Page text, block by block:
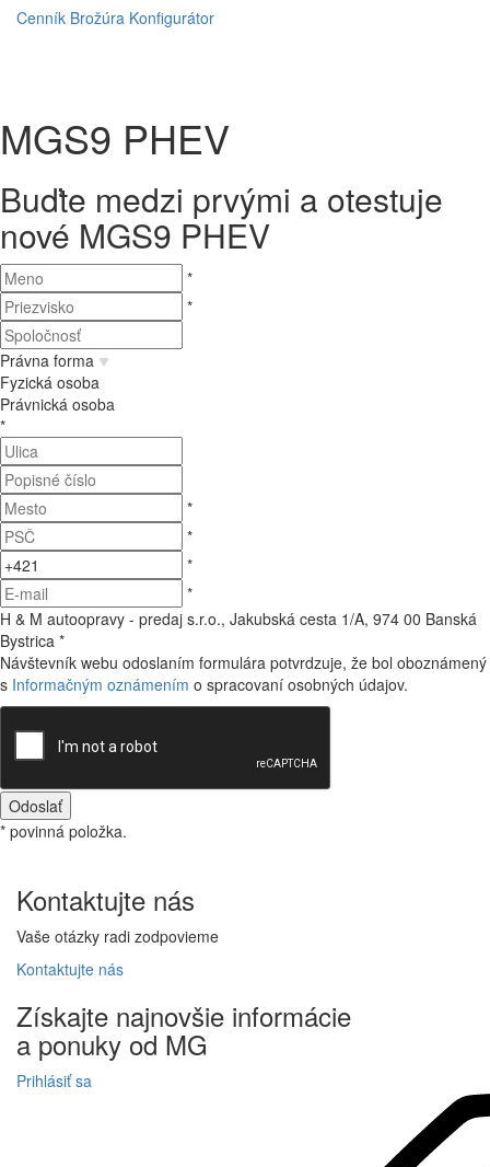
Cenník Brožúra Konfigurátor
MGS9 PHEV
Buďte medzi prvými a otestuje
nové MGS9 PHEV
*
*
Právna forma
Fyzická osoba
Právnická osoba
*
*
*
*
*
H & M autoopravy - predaj s.r.o., Jakubská cesta 1/A, 974 00 Banská
Bystrica *
Návštevník webu odoslaním formulára potvrdzuje, že bol oboznámený
s Informačným oznámením o spracovaní osobných údajov.
Odoslať
* povinná položka.
Kontaktujte nás
Vaše otázky radi zodpovieme
Kontaktujte nás
Získajte najnovšie informácie
a ponuky od MG
Prihlásiť sa